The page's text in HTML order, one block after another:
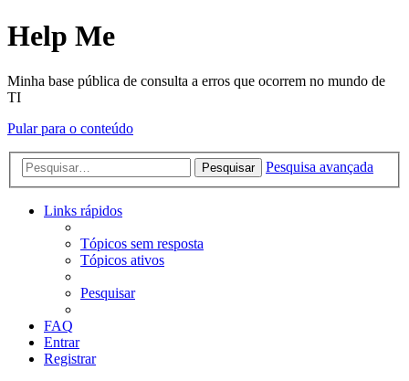
Help Me
Minha base pública de consulta a erros que ocorrem no mundo de
TI
Pular para o conteúdo
Pesquisar Pesquisa avançada
Links rápidos
Tópicos sem resposta
Tópicos ativos
Pesquisar
FAQ
Entrar
Registrar